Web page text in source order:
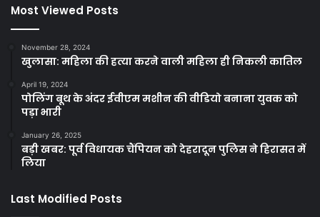
Most Viewed Posts
November 28, 2024
खुलासा: महिला की हत्या करने वाली महिला ही निकली कातिल
April 19, 2024
पोलिंग बूथ के अंदर ईवीएम मशीन की वीडियो बनाना युवक को
पड़ा भारी
January 26, 2025
बड़ी खबर: पूर्व विधायक चैंपियन को देहरादून पुलिस ने हिरासत में
लिया
Last Modified Posts